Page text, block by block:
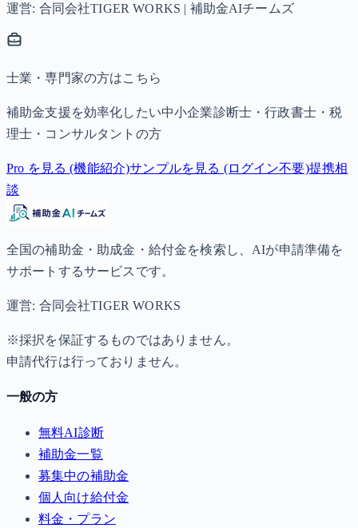
運営: 合同会社TIGER WORKS | 補助金AIチームズ
士業・専門家の方はこちら
補助金支援を効率化したい中小企業診断士・行政書士・税
理士・コンサルタントの方
Pro を見る (機能紹介)サンプルを見る (ログイン不要)提携相
談
全国の補助金・助成金・給付金を検索し、AIが申請準備を
サポートするサービスです。
運営: 合同会社TIGER WORKS
※採択を保証するものではありません。
申請代行は行っておりません。
一般の方
無料AI診断
補助金一覧
募集中の補助金
個人向け給付金
料金・プラン